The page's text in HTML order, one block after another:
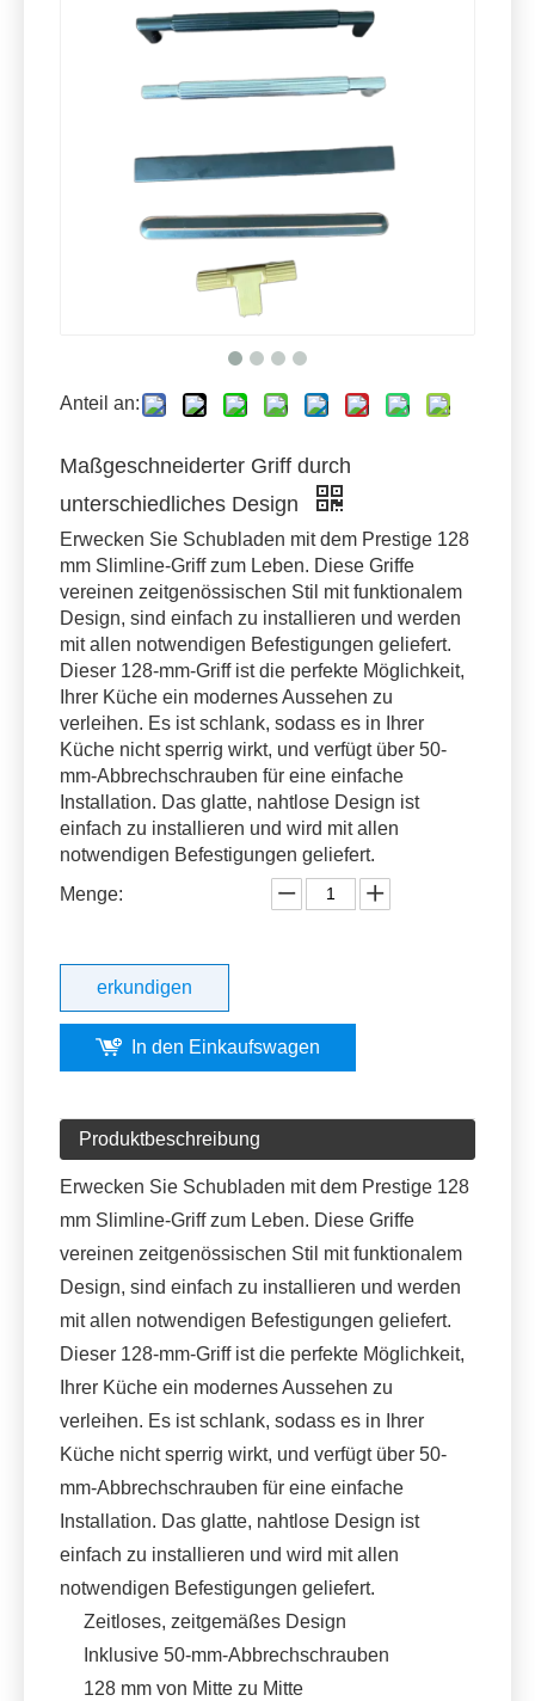
Anteil an:
Maßgeschneiderter Griff durch
unterschiedliches Design
Erwecken Sie Schubladen mit dem Prestige 128
mm Slimline-Griff zum Leben. Diese Griffe
vereinen zeitgenössischen Stil mit funktionalem
Design, sind einfach zu installieren und werden
mit allen notwendigen Befestigungen geliefert.
Dieser 128-mm-Griff ist die perfekte Möglichkeit,
Ihrer Küche ein modernes Aussehen zu
verleihen. Es ist schlank, sodass es in Ihrer
Küche nicht sperrig wirkt, und verfügt über 50-
mm-Abbrechschrauben für eine einfache
Installation. Das glatte, nahtlose Design ist
einfach zu installieren und wird mit allen
notwendigen Befestigungen geliefert.
Menge:
erkundigen
In den Einkaufswagen
Produktbeschreibung
Erwecken Sie Schubladen mit dem Prestige 128
mm Slimline-Griff zum Leben. Diese Griffe
vereinen zeitgenössischen Stil mit funktionalem
Design, sind einfach zu installieren und werden
mit allen notwendigen Befestigungen geliefert.
Dieser 128-mm-Griff ist die perfekte Möglichkeit,
Ihrer Küche ein modernes Aussehen zu
verleihen. Es ist schlank, sodass es in Ihrer
Küche nicht sperrig wirkt, und verfügt über 50-
mm-Abbrechschrauben für eine einfache
Installation. Das glatte, nahtlose Design ist
einfach zu installieren und wird mit allen
notwendigen Befestigungen geliefert.
Zeitloses, zeitgemäßes Design
Inklusive 50-mm-Abbrechschrauben
128 mm von Mitte zu Mitte